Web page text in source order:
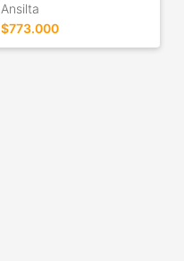
Ansilta
$773.000